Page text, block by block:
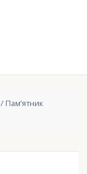
/ Пам’ятник